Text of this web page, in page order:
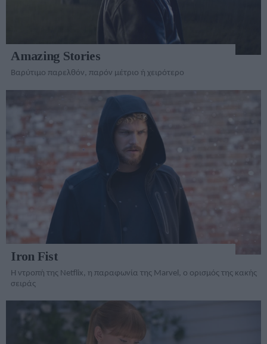
Amazing Stories
Βαρύτιμο παρελθόν, παρόν μέτριο ή χειρότερο
Iron Fist
Η ντροπή της Netflix, η παραφωνία της Marvel, ο ορισμός της κακής
σειράς